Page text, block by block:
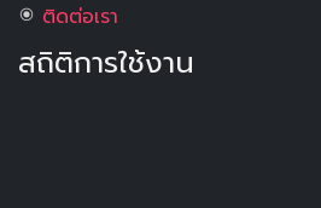
ติดต่อเรา
สถิติการใช้งาน